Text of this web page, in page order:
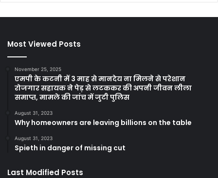
Most Viewed Posts
November 25, 2025
एमपी के कटनी में 3 माह से मानदेय ना मिलने से परेशान
रोजगार सहायक ने पेड़ से लटककर की अपनी जीवन लीला
समाप्त, मामले की जांच में जुटी पुलिस
August 31, 2023
Why homeowners are leaving billions on the table
August 31, 2023
Spieth in danger of missing cut
Last Modified Posts